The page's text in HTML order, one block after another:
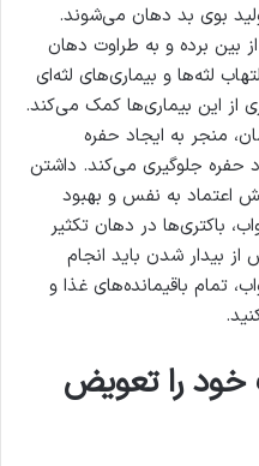
بوی بد دهان می‌شوند.
بین برده و به طراوت دهان
لثه‌ها و بیماری‌های لثه‌ای
از این بیماری‌ها کمک می‌کند.
منجر به ایجاد حفره
حفره جلوگیری می‌کند. داشتن
اعتماد به نفس و بهبود
باکتری‌ها در دهان تکثیر
از بیدار شدن باید انجام
تمام باقیمانده‌های غذا و
را تعویض